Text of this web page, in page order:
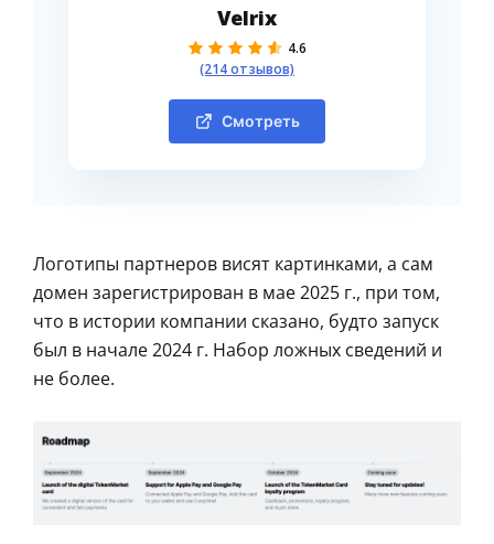
Velrix
4.6
(214 отзывов)
Смотреть
Логотипы партнеров висят картинками, а сам
домен зарегистрирован в мае 2025 г., при том,
что в истории компании сказано, будто запуск
был в начале 2024 г. Набор ложных сведений и
не более.